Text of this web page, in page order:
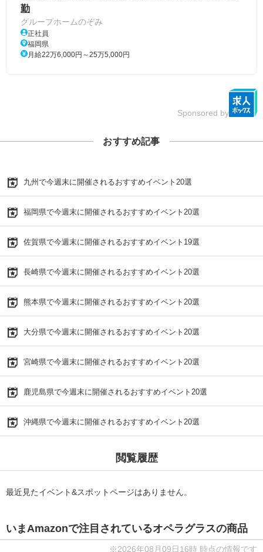
勤
グループホームのぞみ
正社員
福岡県
月給22万6,000円～25万5,000円
Sponsored by
おすすめ記事
九州で今週末に開催されるおすすめイベント20選
福岡県で今週末に開催されるおすすめイベント20選
佐賀県で今週末に開催されるおすすめイベント19選
長崎県で今週末に開催されるおすすめイベント20選
熊本県で今週末に開催されるおすすめイベント20選
大分県で今週末に開催されるおすすめイベント20選
宮崎県で今週末に開催されるおすすめイベント20選
鹿児島県で今週末に開催されるおすすめイベント20選
沖縄県で今週末に開催されるおすすめイベント20選
閲覧履歴
最近見たイベント&スポットページはありません。
いまAmazonで注目されているオペラグラスの商品
※2026年08月09日16時 時点の情報です